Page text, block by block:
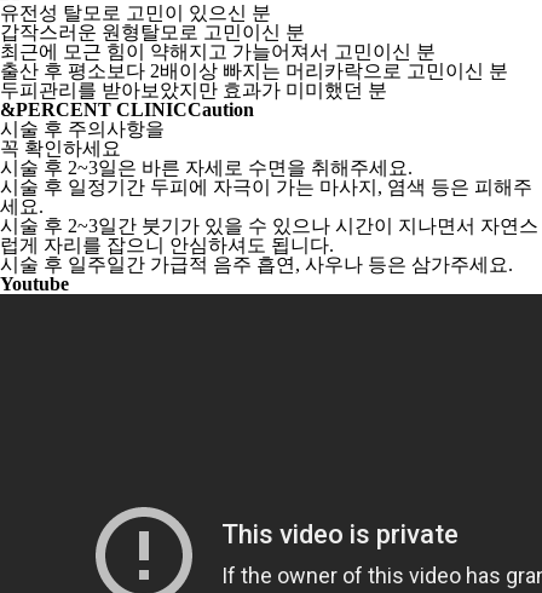
유전성 탈모로 고민이 있으신 분
갑작스러운 원형탈모로 고민이신 분
최근에 모근 힘이 약해지고 가늘어져서 고민이신 분
출산 후 평소보다 2배이상 빠지는 머리카락으로 고민이신 분
두피관리를 받아보았지만 효과가 미미했던 분
&PERCENT CLINICCaution
시술 후 주의사항을
꼭 확인하세요
시술 후 2~3일은 바른 자세로 수면을 취해주세요.
시술 후 일정기간 두피에 자극이 가는 마사지, 염색 등은 피해주
세요.
시술 후 2~3일간 붓기가 있을 수 있으나 시간이 지나면서 자연스
럽게 자리를 잡으니 안심하셔도 됩니다.
시술 후 일주일간 가급적 음주 흡연, 사우나 등은 삼가주세요.
Youtube